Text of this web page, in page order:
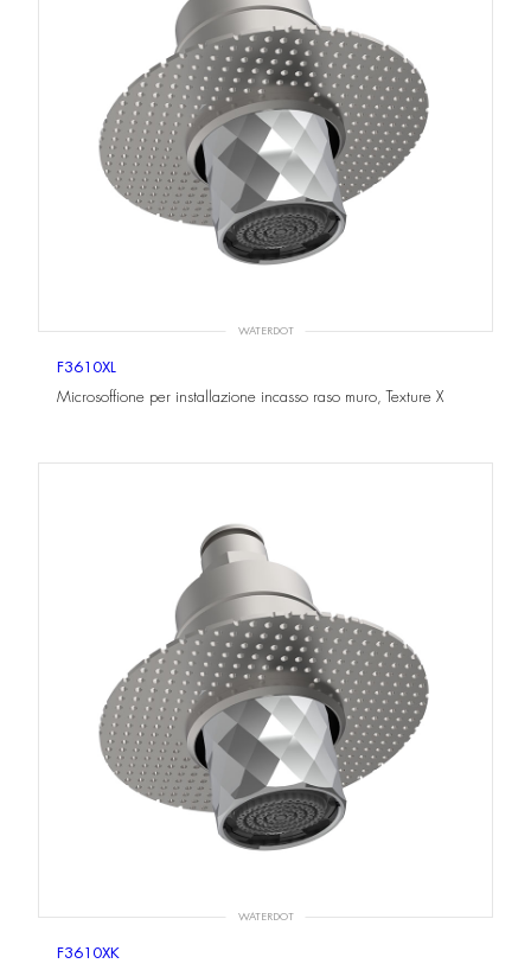
WATERDOT
F3610XL
Microsoffione per installazione incasso raso muro, Texture X
WATERDOT
F3610XK